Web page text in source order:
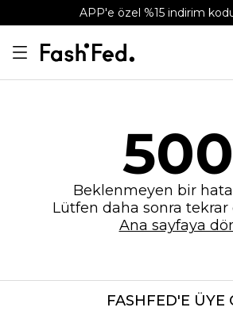
APP'e özel %15 indirim
500
Beklenmeyen bir
Lütfen daha sonra tekrar
Ana sayfaya
FASHFED'E ÜYE